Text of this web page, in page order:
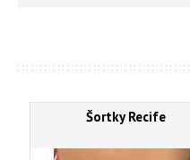
Šortky Recife